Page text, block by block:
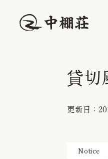
貸切
更新日：
Notice